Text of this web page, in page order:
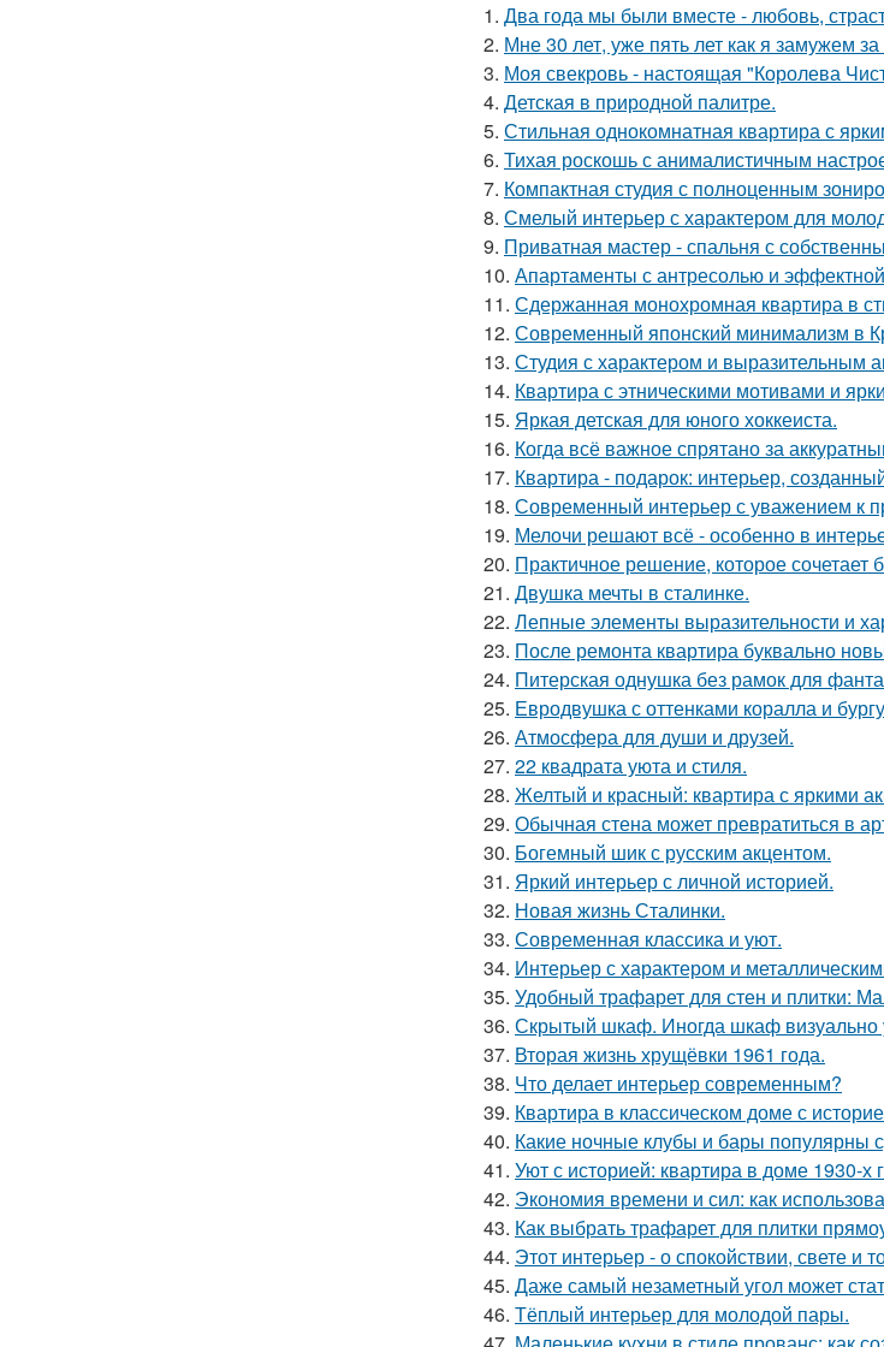
1. Два года мы были вместе - любовь,
2. Мне 30 лет, уже пять лет как я замужем
3. Моя свекровь - настоящая "Королева
4. Детская в природной палитре.
5. Стильная однокомнатная квартира с
6. Тихая роскошь с анималистичным
7. Компактная студия с полноценным
8. Смелый интерьер с характером для
9. Приватная мастер - спальня с
10. Апартаменты с антресолью и
11. Сдержанная монохромная квартира в
12. Современный японский минимализм в
13. Студия с характером и выразительным
14. Квартира с этническими мотивами и
15. Яркая детская для юного хоккеиста.
16. Когда всё важное спрятано за
17. Квартира - подарок: интерьер,
18. Современный интерьер с уважением к
19. Мелочи решают всё - особенно в
20. Практичное решение, которое сочетает
21. Двушка мечты в сталинке.
22. Лепные элементы выразительности и
23. После ремонта квартира буквально
24. Питерская однушка без рамок для
25. Евродвушка с оттенками коралла и
26. Атмосфера для души и друзей.
27. 22 квадрата уюта и стиля.
28. Желтый и красный: квартира с яркими
29. Обычная стена может превратиться в
30. Богемный шик с русским акцентом.
31. Яркий интерьер с личной историей.
32. Новая жизнь Сталинки.
33. Современная классика и уют.
34. Интерьер с характером и
35. Удобный трафарет для стен и плитки:
36. Скрытый шкаф. Иногда шкаф визуально
37. Вторая жизнь хрущёвки 1961 года.
38. Что делает интерьер современным?
39. Квартира в классическом доме с
40. Какие ночные клубы и бары популярны
41. Уют с историей: квартира в доме 1930-х
42. Экономия времени и сил: как
43. Как выбрать трафарет для плитки
44. Этот интерьер - о спокойствии, свете и
45. Даже самый незаметный угол может
46. Тёплый интерьер для молодой пары.